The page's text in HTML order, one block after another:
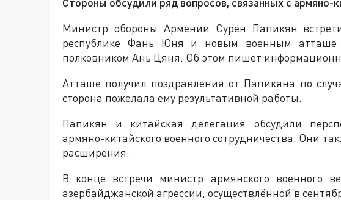
Министр обороны Армении Сурен Папикян
республике Фань Юня и новым военным атташе
полковником Ань Цяня. Об этом пишет
Атташе получил поздравления от Папикяна по
сторона пожелала ему результативной работы.
Папикян и китайская делегация обсудили
армяно-китайского военного сотрудничества. Они
расширения.
В конце встречи министр армянского военного
азербайджанской агрессии, осуществлённой в